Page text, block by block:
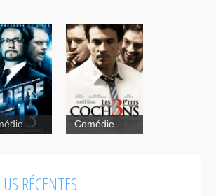
13 Comédie
RÉCENTES